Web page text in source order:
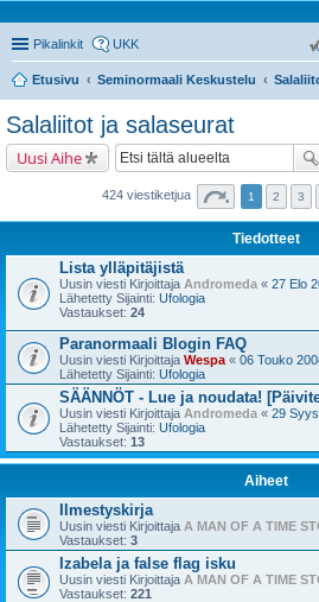
Pikalinkit UKK
Etusivu Seminormaali Keskustelu
Salaliitot ja salaseurat
Uusi Aihe
424 viestiketjua 1 2 3
Tiedotteet
Lista ylläpitäjistä
Uusin viesti Kirjoittaja Andromeda « 27 Elo
Lähetetty Sijainti: Ufologia
Vastaukset: 24
Paranormaali Blogin FAQ
Uusin viesti Kirjoittaja Wespa « 06 Touko
Lähetetty Sijainti: Ufologia
SÄÄNNÖT - Lue ja noudata!
Uusin viesti Kirjoittaja Andromeda « 29
Lähetetty Sijainti: Ufologia
Vastaukset: 13
Aiheet
Ilmestyskirja
Uusin viesti Kirjoittaja A MAN OF A TIME
Vastaukset: 3
Izabela ja false flag isku
Uusin viesti Kirjoittaja A MAN OF A TIME
Vastaukset: 221